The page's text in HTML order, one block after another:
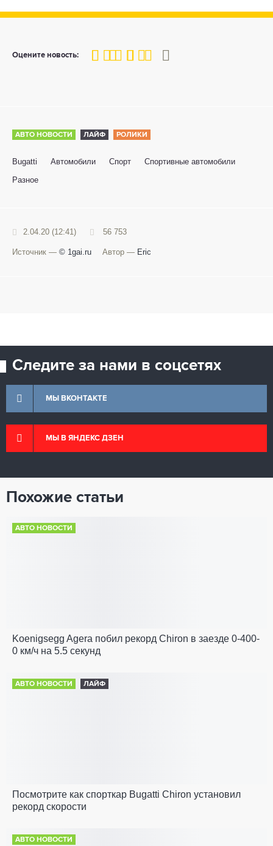
Оцените новость:
80
1 2 3 4 5
АВТО НОВОСТИ ЛАЙФ РОЛИКИ
Bugatti Автомобили Спорт
Спортивные автомобили
Разное
2.04.20 (12:41) 56 753
Источник — © 1gai.ru Автор — Eric
Следите за нами в соцсетях
МЫ ВКОНТАКТЕ
МЫ В ЯНДЕКС ДЗЕН
Похожие статьи
АВТО НОВОСТИ
Koenigsegg Agera побил рекорд Chiron в заезде 0-400-
0 км/ч на 5.5 секунд
АВТО НОВОСТИ ЛАЙФ
Посмотрите как спорткар Bugatti Chiron установил
рекорд скорости
АВТО НОВОСТИ